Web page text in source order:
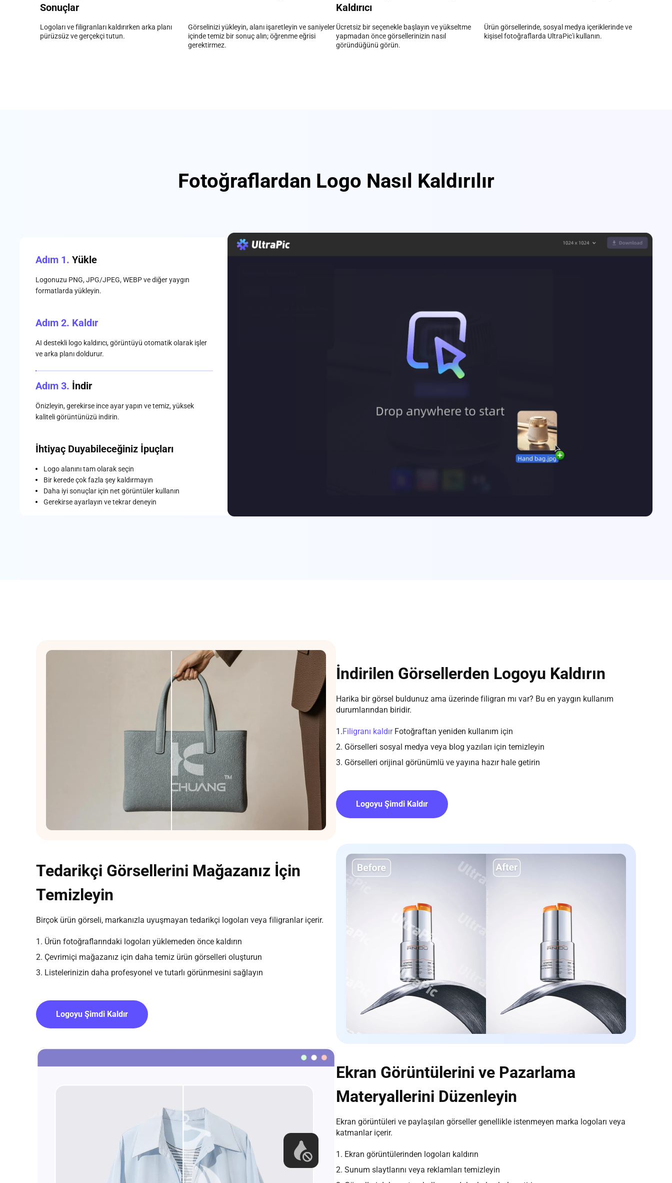
Sonuçlar
Logoları ve filigranları kaldırırken arka planı
pürüzsüz ve gerçekçi tutun.
Görselinizi yükleyin, alanı işaretleyin ve saniyeler
içinde temiz bir sonuç alın; öğrenme eğrisi
gerektirmez.
Kaldırıcı
Ücretsiz bir seçenekle başlayın ve yükseltme
yapmadan önce görsellerinizin nasıl
göründüğünü görün.
Ürün görsellerinde, sosyal medya içeriklerinde ve
kişisel fotoğraflarda UltraPic'i kullanın.
Fotoğraflardan Logo Nasıl Kaldırılır
Adım 1. Yükle
Logonuzu PNG, JPG/JPEG, WEBP ve diğer yaygın
formatlarda yükleyin.
Adım 2. Kaldır
AI destekli logo kaldırıcı, görüntüyü otomatik olarak işler
ve arka planı doldurur.
Adım 3. İndir
Önizleyin, gerekirse ince ayar yapın ve temiz, yüksek
kaliteli görüntünüzü indirin.
İhtiyaç Duyabileceğiniz İpuçları
Logo alanını tam olarak seçin
Bir kerede çok fazla şey kaldırmayın
Daha iyi sonuçlar için net görüntüler kullanın
Gerekirse ayarlayın ve tekrar deneyin
İndirilen Görsellerden Logoyu Kaldırın
Harika bir görsel buldunuz ama üzerinde filigran mı var? Bu en yaygın kullanım
durumlarından biridir.
1.Filigranı kaldırFotoğraftan yeniden kullanım için
2. Görselleri sosyal medya veya blog yazıları için temizleyin
3. Görselleri orijinal görünümlü ve yayına hazır hale getirin
Logoyu Şimdi Kaldır
Tedarikçi Görsellerini Mağazanız İçin
Temizleyin
Birçok ürün görseli, markanızla uyuşmayan tedarikçi logoları veya filigranlar içerir.
1. Ürün fotoğraflarındaki logoları yüklemeden önce kaldırın
2. Çevrimiçi mağazanız için daha temiz ürün görselleri oluşturun
3. Listelerinizin daha profesyonel ve tutarlı görünmesini sağlayın
Logoyu Şimdi Kaldır
Ekran Görüntülerini ve Pazarlama
Materyallerini Düzenleyin
Ekran görüntüleri ve paylaşılan görseller genellikle istenmeyen marka logoları veya
katmanlar içerir.
1. Ekran görüntülerinden logoları kaldırın
2. Sunum slaytlarını veya reklamları temizleyin